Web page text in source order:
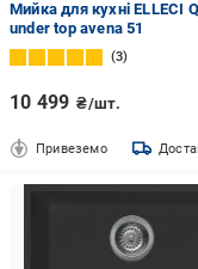
Мийка для кухні ELLECI
under top avena 51
3
10 499 ₴/шт.
Привеземо